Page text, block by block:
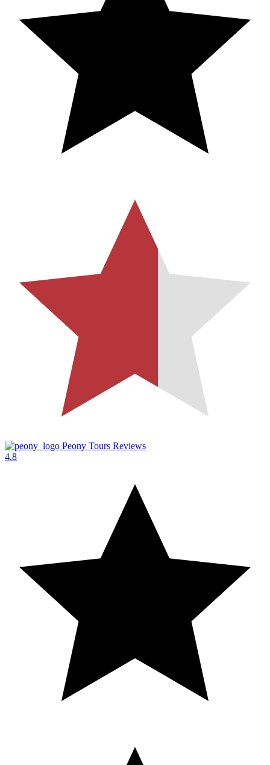
Peony Tours Reviews
4.8